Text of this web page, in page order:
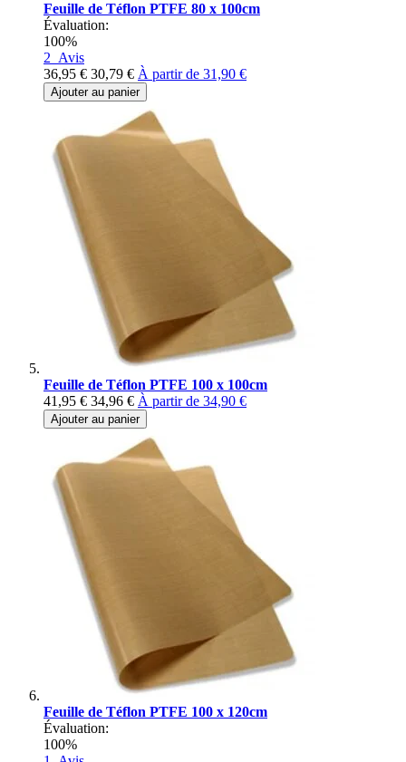
Feuille de Téflon PTFE 80 x 100cm
Évaluation:
100%
2 Avis
36,95 € 30,79 € À partir de 31,90 €
Ajouter au panier
Feuille de Téflon PTFE 100 x 100cm
41,95 € 34,96 € À partir de 34,90 €
Ajouter au panier
Feuille de Téflon PTFE 100 x 120cm
Évaluation:
100%